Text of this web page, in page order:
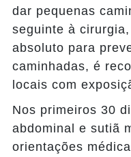
dar pequenas
seguinte à
absoluto para
caminhadas, é
locais com
Nos primeiros 30
abdominal e sutiã
orientações